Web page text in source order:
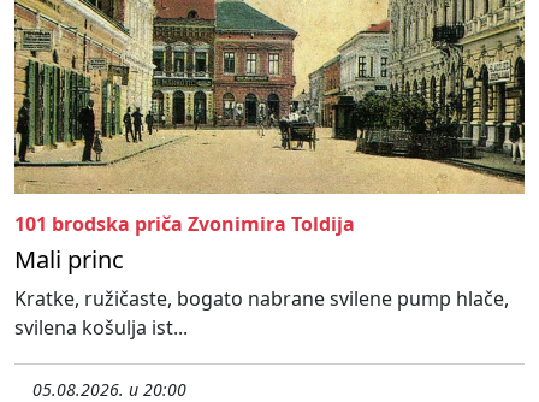
101 brodska priča Zvonimira Toldija
Mali princ
Kratke, ružičaste, bogato nabrane svilene pump hlače,
svilena košulja ist...
05.08.2026. u 20:00